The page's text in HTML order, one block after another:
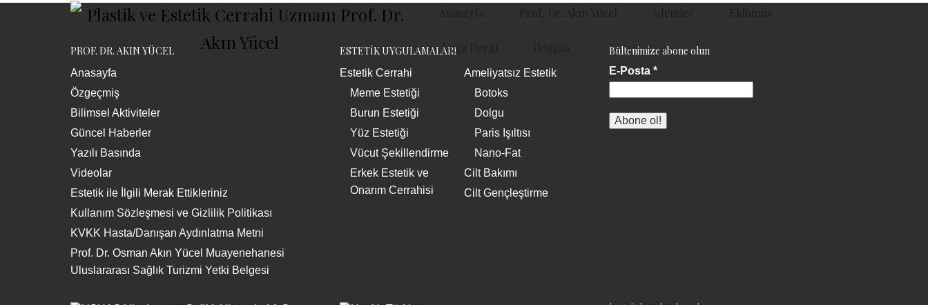
Vega Dergi
PROF. DR. AKIN YÜCEL
Anasayfa
Özgeçmiş
Bilimsel Aktiviteler
Güncel Haberler
Yazılı Basında
Videolar
Estetik ile İlgili Merak Ettikleriniz
Kullanım Sözleşmesi ve Gizlilik Politikası
KVKK Hasta/Danışan Aydınlatma Metni
Prof. Dr. Osman Akın Yücel Muayenehanesi
Uluslararası Sağlık Turizmi Yetki Belgesi
ESTETİK UYGULAMALARI
Estetik Cerrahi
Meme Estetiği
Burun Estetiği
Yüz Estetiği
Vücut Şekillendirme
Erkek Estetik ve
Onarım Cerrahisi
Ameliyatsız Estetik
Botoks
Dolgu
Paris Işıltısı
Nano-Fat
Cilt Bakımı
Cilt Gençleştirme
Bültenimize abone olun
E-Posta *